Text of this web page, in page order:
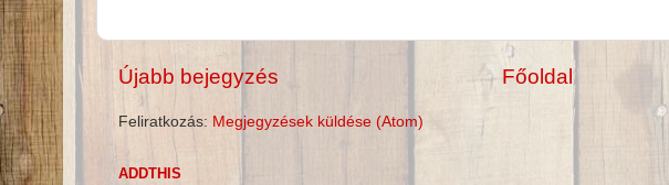
Újabb bejegyzés Főoldal
Feliratkozás: Megjegyzések küldése (Atom)
ADDTHIS